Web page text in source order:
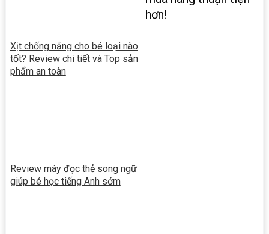
Xịt chống nắng cho bé loại nào
tốt? Review chi tiết và Top sản
phẩm an toàn
Review máy đọc thẻ song ngữ
giúp bé học tiếng Anh sớm
hơn!